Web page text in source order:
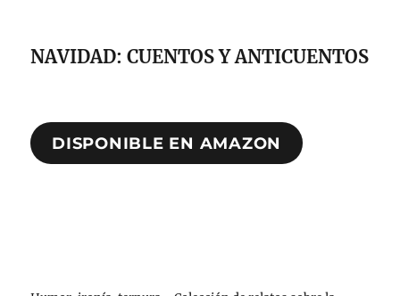
NAVIDAD: CUENTOS Y ANTICUENTOS
DISPONIBLE EN AMAZON